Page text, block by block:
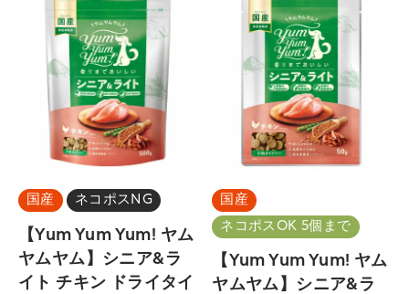
国産 ネコポスNG
【Yum Yum Yum! ヤム
ヤムヤム】シニア&ラ
イト チキン ドライタイ
国産
ネコポスOK 5個まで
【Yum Yum Yum! ヤム
ヤムヤム】シニア&ラ